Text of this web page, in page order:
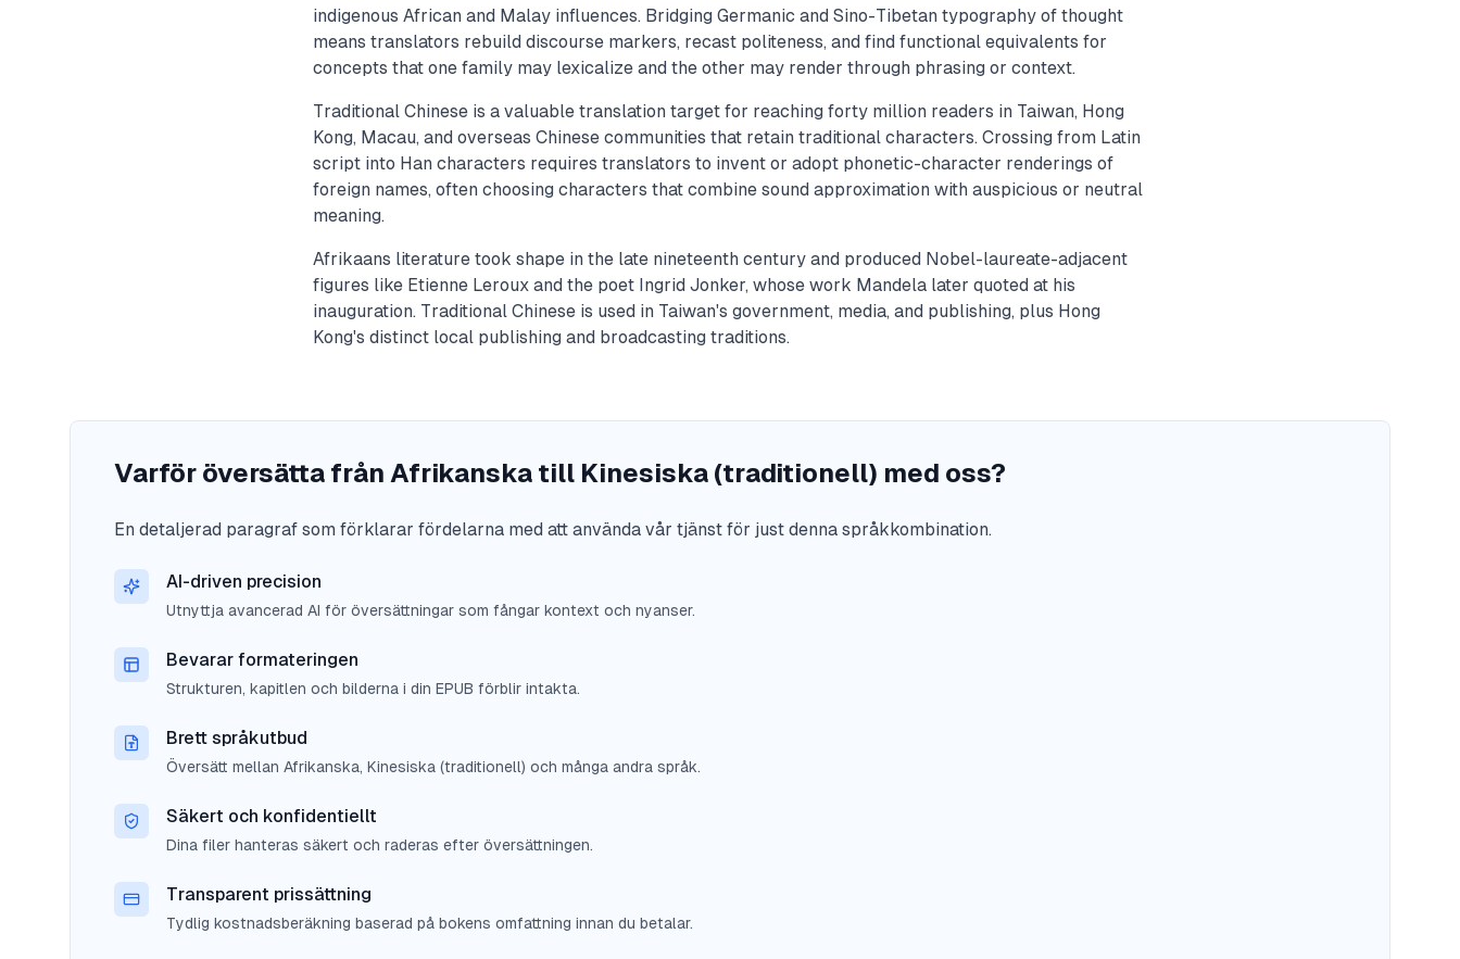
indigenous African and Malay influences. Bridging Germanic and Sino-Tibetan typography of thought
means translators rebuild discourse markers, recast politeness, and find functional equivalents for
concepts that one family may lexicalize and the other may render through phrasing or context.
Traditional Chinese is a valuable translation target for reaching forty million readers in Taiwan, Hong
Kong, Macau, and overseas Chinese communities that retain traditional characters. Crossing from Latin
script into Han characters requires translators to invent or adopt phonetic-character renderings of
foreign names, often choosing characters that combine sound approximation with auspicious or neutral
meaning.
Afrikaans literature took shape in the late nineteenth century and produced Nobel-laureate-adjacent
figures like Etienne Leroux and the poet Ingrid Jonker, whose work Mandela later quoted at his
inauguration. Traditional Chinese is used in Taiwan's government, media, and publishing, plus Hong
Kong's distinct local publishing and broadcasting traditions.
Varför översätta från Afrikanska till Kinesiska (traditionell) med oss?
En detaljerad paragraf som förklarar fördelarna med att använda vår tjänst för just denna språkkombination.
AI-driven precision
Utnyttja avancerad AI för översättningar som fångar kontext och nyanser.
Bevarar formateringen
Strukturen, kapitlen och bilderna i din EPUB förblir intakta.
Brett språkutbud
Översätt mellan Afrikanska, Kinesiska (traditionell) och många andra språk.
Säkert och konfidentiellt
Dina filer hanteras säkert och raderas efter översättningen.
Transparent prissättning
Tydlig kostnadsberäkning baserad på bokens omfattning innan du betalar.